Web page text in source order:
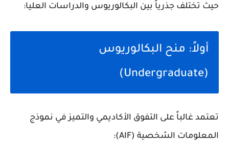
حيث تختلف جذرياً بين البكالوريوس والدراسات العليا:
أولاً: منح البكالوريوس
(Undergraduate)
تعتمد غالباً على التفوق الأكاديمي والتميز في نموذج
المعلومات الشخصية (AIF):